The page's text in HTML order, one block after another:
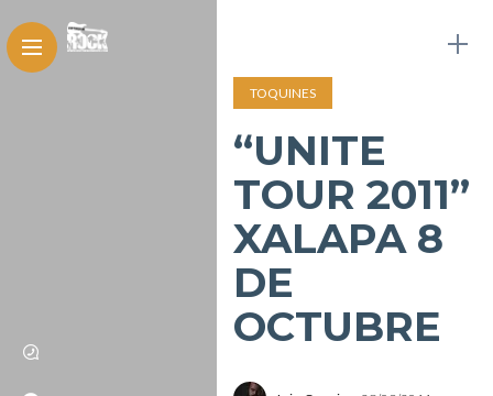
TOQUINES
“UNITE
TOUR 2011”
XALAPA 8
DE
OCTUBRE